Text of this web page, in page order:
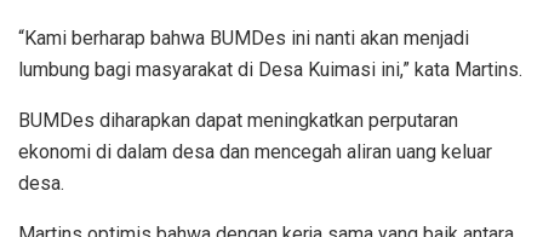
“Kami berharap bahwa BUMDes ini nanti akan menjadi
lumbung bagi masyarakat di Desa Kuimasi ini,” kata Martins.
BUMDes diharapkan dapat meningkatkan perputaran
ekonomi di dalam desa dan mencegah aliran uang keluar
desa.